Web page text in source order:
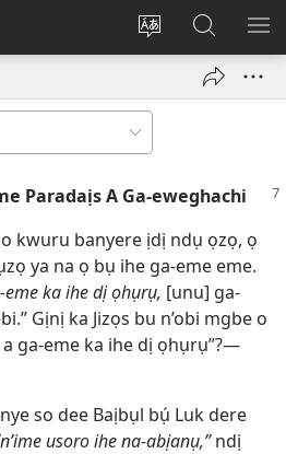
Gbanwee
Banye
(ga-
ebe
ga-
gụọ
ya)
Chọọ
Ihe
na
Paradaịs A Ga-eweghachi
kwuru banyere ịdị ndụ ọzọ, ọ
ya na ọ bụ ihe ga-eme eme.
eme ka ihe dị ọhụrụ, [unu] ga-
Gịnị ka Jizọs bu n’obi mgbe o
ga-eme ka ihe dị ọhụrụ”?—
so dee Baịbụl bụ́ Luk dere
usoro ihe na-abịanụ,”ndị